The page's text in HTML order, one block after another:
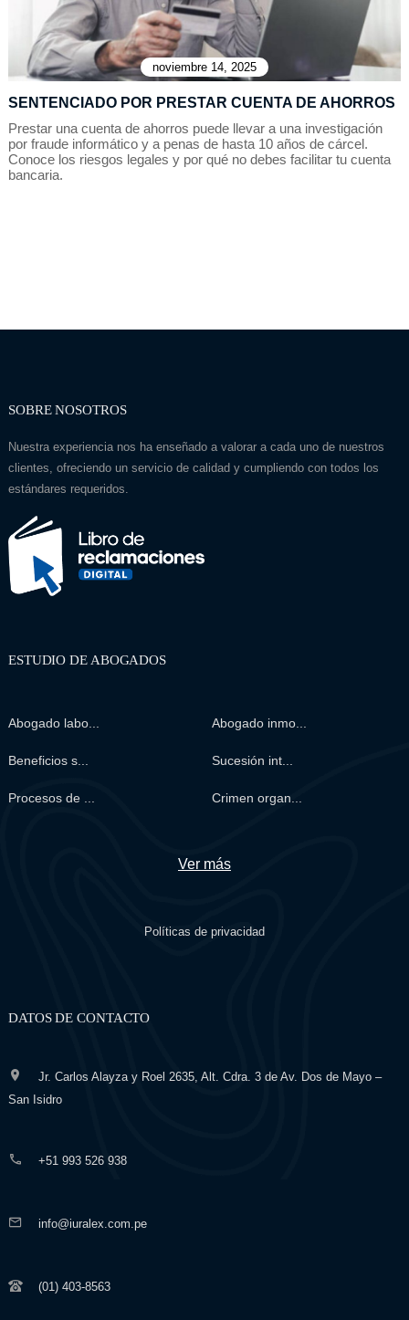
noviembre 14, 2025
SENTENCIADO POR PRESTAR CUENTA DE AHORROS
Prestar una cuenta de ahorros puede llevar a una investigación
por fraude informático y a penas de hasta 10 años de cárcel.
Conoce los riesgos legales y por qué no debes facilitar tu cuenta
bancaria.
SOBRE NOSOTROS
Nuestra experiencia nos ha enseñado a valorar a cada uno de nuestros
clientes, ofreciendo un servicio de calidad y cumpliendo con todos los
estándares requeridos.
ESTUDIO DE ABOGADOS
Abogado labo... Abogado inmo...
Beneficios s... Sucesión int...
Procesos de ... Crimen organ...
Ver más
Políticas de privacidad
DATOS DE CONTACTO
Jr. Carlos Alayza y Roel 2635, Alt. Cdra. 3 de Av. Dos de Mayo –
San Isidro
+51 993 526 938
info@iuralex.com.pe
(01) 403-8563